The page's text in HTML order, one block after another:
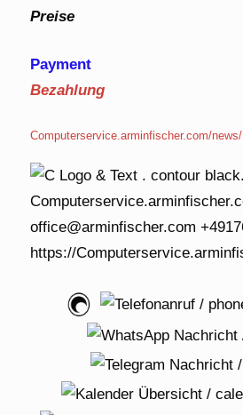
Preise
Payment
Bezahlung
Computerservice.arminfischer.com/news/